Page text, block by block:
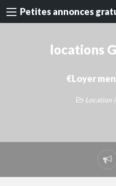
Petites annonces
locations
€Loyer
Location
un